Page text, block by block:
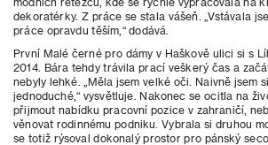
dekoratérky. Z práce se stala vášeň. „Vstávala
práce opravdu těším,“ dodává.
První Malé černé pro dámy v Haškově ulici si s
2014. Bára tehdy trávila prací veškerý čas a
nebyly lehké. „Měla jsem velké oči. Naivně jsem
jednoduché,“ vysvětluje. Nakonec se ocitla na
přijmout nabídku pracovní pozice v zahraničí,
věnovat rodinnému podniku. Vybrala si druhou
se totiž rýsoval dokonalý prostor pro pánský